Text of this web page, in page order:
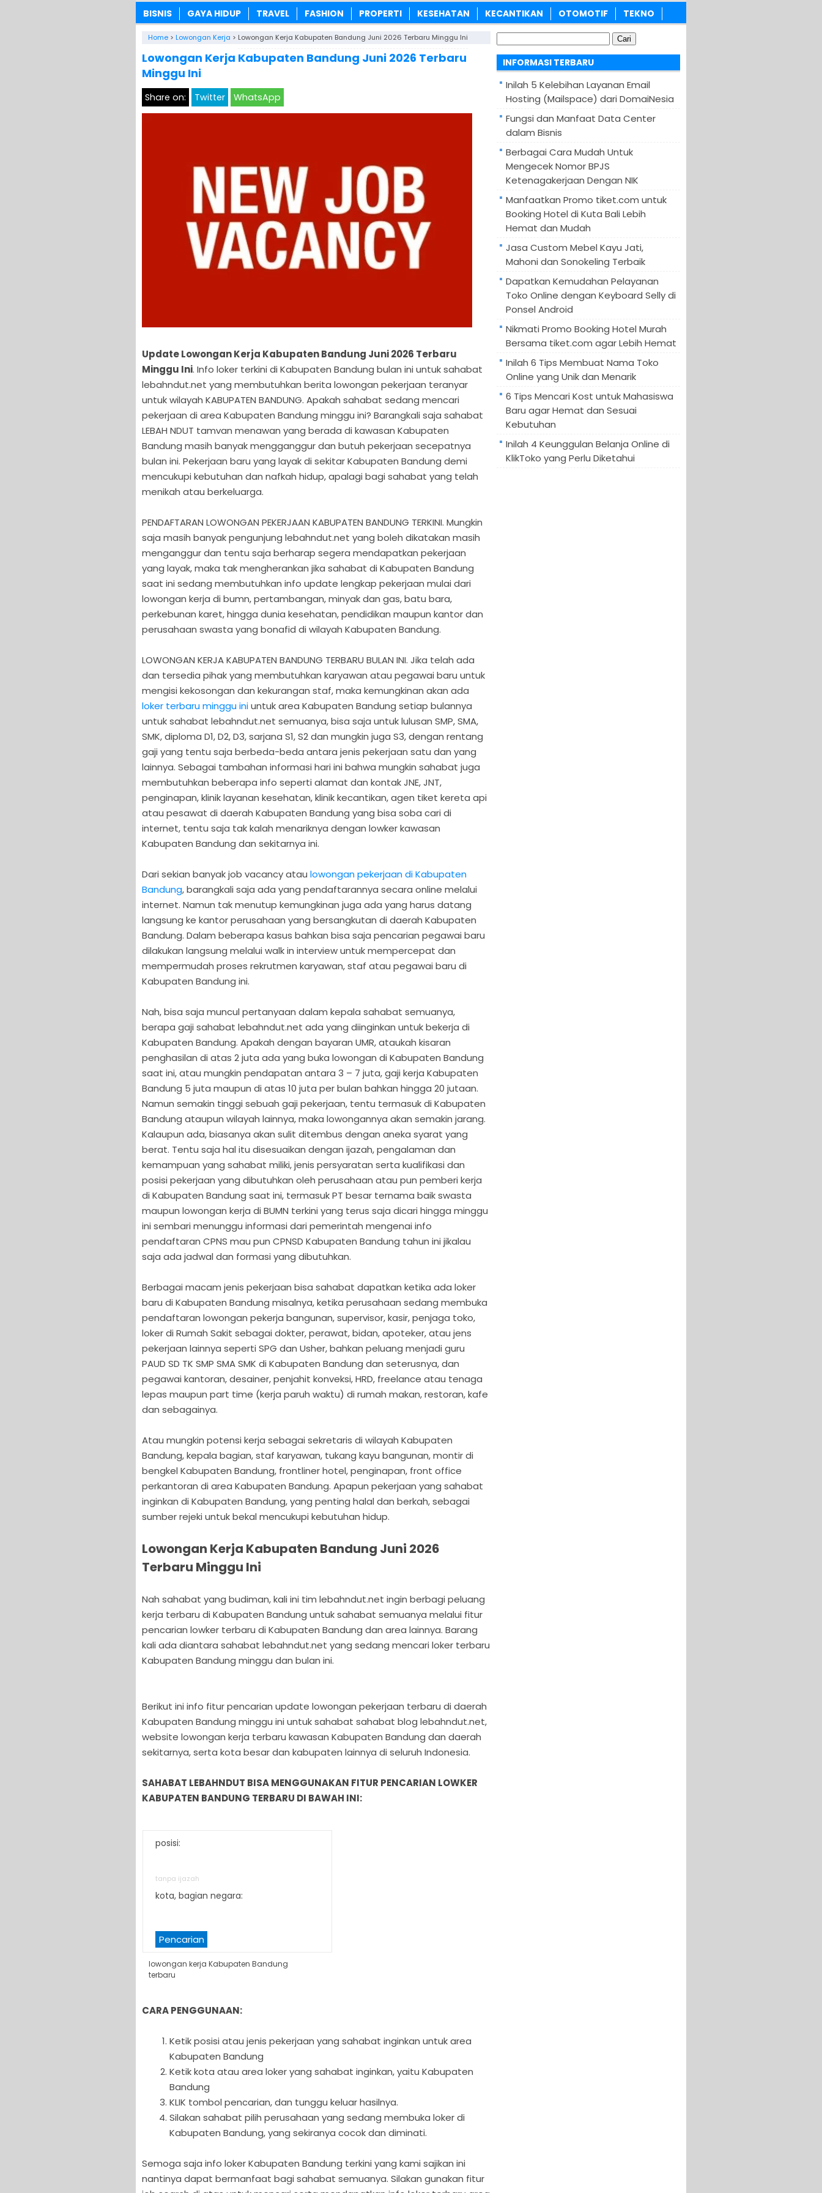
BISNIS GAYA HIDUP TRAVEL FASHION PROPERTI KESEHATAN KECANTIKAN OTOMOTIF TEKNO
Home > Lowongan Kerja > Lowongan Kerja Kabupaten Bandung Juni 2026 Terbaru Minggu Ini
Lowongan Kerja Kabupaten Bandung Juni 2026 Terbaru
Minggu Ini
Share on: Twitter WhatsApp
Update Lowongan Kerja Kabupaten Bandung Juni 2026 Terbaru
Minggu Ini. Info loker terkini di Kabupaten Bandung bulan ini untuk sahabat
lebahndut.net yang membutuhkan berita lowongan pekerjaan teranyar
untuk wilayah KABUPATEN BANDUNG. Apakah sahabat sedang mencari
pekerjaan di area Kabupaten Bandung minggu ini? Barangkali saja sahabat
LEBAH NDUT tamvan menawan yang berada di kawasan Kabupaten
Bandung masih banyak mengganggur dan butuh pekerjaan secepatnya
bulan ini. Pekerjaan baru yang layak di sekitar Kabupaten Bandung demi
mencukupi kebutuhan dan nafkah hidup, apalagi bagi sahabat yang telah
menikah atau berkeluarga.
PENDAFTARAN LOWONGAN PEKERJAAN KABUPATEN BANDUNG TERKINI. Mungkin
saja masih banyak pengunjung lebahndut.net yang boleh dikatakan masih
menganggur dan tentu saja berharap segera mendapatkan pekerjaan
yang layak, maka tak mengherankan jika sahabat di Kabupaten Bandung
saat ini sedang membutuhkan info update lengkap pekerjaan mulai dari
lowongan kerja di bumn, pertambangan, minyak dan gas, batu bara,
perkebunan karet, hingga dunia kesehatan, pendidikan maupun kantor dan
perusahaan swasta yang bonafid di wilayah Kabupaten Bandung.
LOWONGAN KERJA KABUPATEN BANDUNG TERBARU BULAN INI. Jika telah ada
dan tersedia pihak yang membutuhkan karyawan atau pegawai baru untuk
mengisi kekosongan dan kekurangan staf, maka kemungkinan akan ada
loker terbaru minggu iniuntuk area Kabupaten Bandung setiap bulannya
untuk sahabat lebahndut.net semuanya, bisa saja untuk lulusan SMP, SMA,
SMK, diploma D1, D2, D3, sarjana S1, S2 dan mungkin juga S3, dengan rentang
gaji yang tentu saja berbeda-beda antara jenis pekerjaan satu dan yang
lainnya. Sebagai tambahan informasi hari ini bahwa mungkin sahabat juga
membutuhkan beberapa info seperti alamat dan kontak JNE, JNT,
penginapan, klinik layanan kesehatan, klinik kecantikan, agen tiket kereta api
atau pesawat di daerah Kabupaten Bandung yang bisa soba cari di
internet, tentu saja tak kalah menariknya dengan lowker kawasan
Kabupaten Bandung dan sekitarnya ini.
Dari sekian banyak job vacancy atau lowongan pekerjaan di Kabupaten
Bandung, barangkali saja ada yang pendaftarannya secara online melalui
internet. Namun tak menutup kemungkinan juga ada yang harus datang
langsung ke kantor perusahaan yang bersangkutan di daerah Kabupaten
Bandung. Dalam beberapa kasus bahkan bisa saja pencarian pegawai baru
dilakukan langsung melalui walk in interview untuk mempercepat dan
mempermudah proses rekrutmen karyawan, staf atau pegawai baru di
Kabupaten Bandung ini.
Nah, bisa saja muncul pertanyaan dalam kepala sahabat semuanya,
berapa gaji sahabat lebahndut.net ada yang diinginkan untuk bekerja di
Kabupaten Bandung. Apakah dengan bayaran UMR, ataukah kisaran
penghasilan di atas 2 juta ada yang buka lowongan di Kabupaten Bandung
saat ini, atau mungkin pendapatan antara 3 – 7 juta, gaji kerja Kabupaten
Bandung 5 juta maupun di atas 10 juta per bulan bahkan hingga 20 jutaan.
Namun semakin tinggi sebuah gaji pekerjaan, tentu termasuk di Kabupaten
Bandung ataupun wilayah lainnya, maka lowongannya akan semakin jarang.
Kalaupun ada, biasanya akan sulit ditembus dengan aneka syarat yang
berat. Tentu saja hal itu disesuaikan dengan ijazah, pengalaman dan
kemampuan yang sahabat miliki, jenis persyaratan serta kualifikasi dan
posisi pekerjaan yang dibutuhkan oleh perusahaan atau pun pemberi kerja
di Kabupaten Bandung saat ini, termasuk PT besar ternama baik swasta
maupun lowongan kerja di BUMN terkini yang terus saja dicari hingga minggu
ini sembari menunggu informasi dari pemerintah mengenai info
pendaftaran CPNS mau pun CPNSD Kabupaten Bandung tahun ini jikalau
saja ada jadwal dan formasi yang dibutuhkan.
Berbagai macam jenis pekerjaan bisa sahabat dapatkan ketika ada loker
baru di Kabupaten Bandung misalnya, ketika perusahaan sedang membuka
pendaftaran lowongan pekerja bangunan, supervisor, kasir, penjaga toko,
loker di Rumah Sakit sebagai dokter, perawat, bidan, apoteker, atau jens
pekerjaan lainnya seperti SPG dan Usher, bahkan peluang menjadi guru
PAUD SD TK SMP SMA SMK di Kabupaten Bandung dan seterusnya, dan
pegawai kantoran, desainer, penjahit konveksi, HRD, freelance atau tenaga
lepas maupun part time (kerja paruh waktu) di rumah makan, restoran, kafe
dan sebagainya.
Atau mungkin potensi kerja sebagai sekretaris di wilayah Kabupaten
Bandung, kepala bagian, staf karyawan, tukang kayu bangunan, montir di
bengkel Kabupaten Bandung, frontliner hotel, penginapan, front office
perkantoran di area Kabupaten Bandung. Apapun pekerjaan yang sahabat
inginkan di Kabupaten Bandung, yang penting halal dan berkah, sebagai
sumber rejeki untuk bekal mencukupi kebutuhan hidup.
Lowongan Kerja Kabupaten Bandung Juni 2026
Terbaru Minggu Ini
Nah sahabat yang budiman, kali ini tim lebahndut.net ingin berbagi peluang
kerja terbaru di Kabupaten Bandung untuk sahabat semuanya melalui fitur
pencarian lowker terbaru di Kabupaten Bandung dan area lainnya. Barang
kali ada diantara sahabat lebahndut.net yang sedang mencari loker terbaru
Kabupaten Bandung minggu dan bulan ini.
Berikut ini info fitur pencarian update lowongan pekerjaan terbaru di daerah
Kabupaten Bandung minggu ini untuk sahabat sahabat blog lebahndut.net,
website lowongan kerja terbaru kawasan Kabupaten Bandung dan daerah
sekitarnya, serta kota besar dan kabupaten lainnya di seluruh Indonesia.
SAHABAT LEBAHNDUT BISA MENGGUNAKAN FITUR PENCARIAN LOWKER
KABUPATEN BANDUNG TERBARU DI BAWAH INI:
posisi:
tanpa ijazah
kota, bagian negara:
Pencarian
lowongan kerja Kabupaten Bandung
terbaru
CARA PENGGUNAAN:
Ketik posisi atau jenis pekerjaan yang sahabat inginkan untuk area
Kabupaten Bandung
Ketik kota atau area loker yang sahabat inginkan, yaitu Kabupaten
Bandung
KLIK tombol pencarian, dan tunggu keluar hasilnya.
Silakan sahabat pilih perusahaan yang sedang membuka loker di
Kabupaten Bandung, yang sekiranya cocok dan diminati.
Semoga saja info loker Kabupaten Bandung terkini yang kami sajikan ini
nantinya dapat bermanfaat bagi sahabat semuanya. Silakan gunakan fitur
untuk:
INFORMASI TERBARU
Inilah 5 Kelebihan Layanan Email
Hosting (Mailspace) dari DomaiNesia
Fungsi dan Manfaat Data Center
dalam Bisnis
Berbagai Cara Mudah Untuk
Mengecek Nomor BPJS
Ketenagakerjaan Dengan NIK
Manfaatkan Promo tiket.com untuk
Booking Hotel di Kuta Bali Lebih
Hemat dan Mudah
Jasa Custom Mebel Kayu Jati,
Mahoni dan Sonokeling Terbaik
Dapatkan Kemudahan Pelayanan
Toko Online dengan Keyboard Selly di
Ponsel Android
Nikmati Promo Booking Hotel Murah
Bersama tiket.com agar Lebih Hemat
Inilah 6 Tips Membuat Nama Toko
Online yang Unik dan Menarik
6 Tips Mencari Kost untuk Mahasiswa
Baru agar Hemat dan Sesuai
Kebutuhan
Inilah 4 Keunggulan Belanja Online di
KlikToko yang Perlu Diketahui